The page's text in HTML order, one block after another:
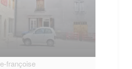
françoise